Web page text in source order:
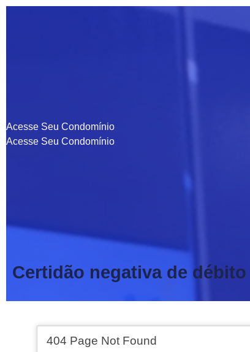
Acesse Seu Condomínio
Acesse Seu Condomínio
Certidão negativa de débito